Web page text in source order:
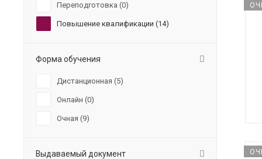
Переподготовка (0)
Повышение квалификации (14)
Форма обучения
Дистанционная (5)
Онлайн (0)
Очная (9)
Выдаваемый документ